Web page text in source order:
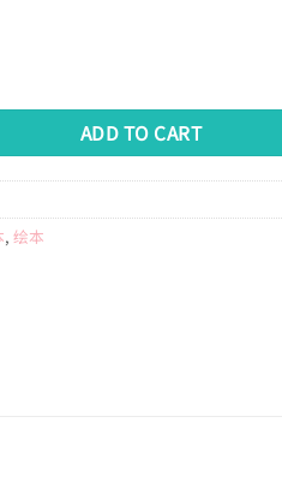
ADD TO CART
, 绘本